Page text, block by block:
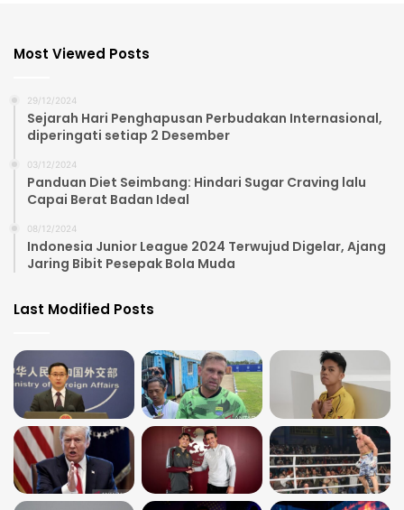
Most Viewed Posts
29/12/2024
Sejarah Hari Penghapusan Perbudakan Internasional,
diperingati setiap 2 Desember
03/12/2024
Panduan Diet Seimbang: Hindari Sugar Craving lalu
Capai Berat Badan Ideal
08/12/2024
Indonesia Junior League 2024 Terwujud Digelar, Ajang
Jaring Bibit Pesepak Bola Muda
Last Modified Posts